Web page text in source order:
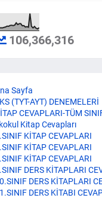
106,366,316
Sayfa
(TYT-AYT) DENEMELERİ
CEVAPLARI-TÜM
Kitap Cevapları
KİTAP CEVAPLARI
KİTAP CEVAPLARI
KİTAP CEVAPLARI
DERS KİTAPLARI
DERS KİTAPLARI
DERS KİTABI